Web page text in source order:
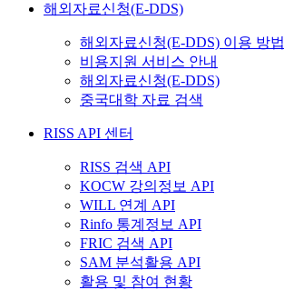
해외자료신청(E-DDS)
해외자료신청(E-DDS) 이용 방법
비용지원 서비스 안내
해외자료신청(E-DDS)
중국대학 자료 검색
RISS API 센터
RISS 검색 API
KOCW 강의정보 API
WILL 연계 API
Rinfo 통계정보 API
FRIC 검색 API
SAM 분석활용 API
활용 및 참여 현황